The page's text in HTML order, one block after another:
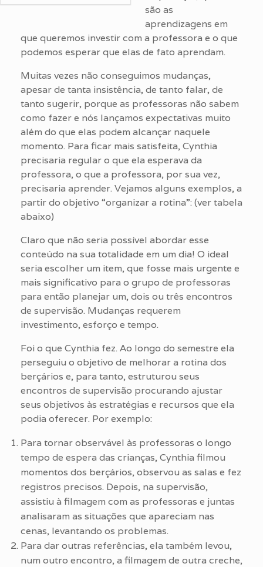
são as
aprendizagens em
que queremos investir com a professora e o que
podemos esperar que elas de fato aprendam.
Muitas vezes não conseguimos mudanças,
apesar de tanta insistência, de tanto falar, de
tanto sugerir, porque as professoras não sabem
como fazer e nós lançamos expectativas muito
além do que elas podem alcançar naquele
momento. Para ficar mais satisfeita, Cynthia
precisaria regular o que ela esperava da
professora, o que a professora, por sua vez,
precisaria aprender. Vejamos alguns exemplos, a
partir do objetivo “organizar a rotina”: (ver tabela
abaixo)
Claro que não seria possível abordar esse
conteúdo na sua totalidade em um dia! O ideal
seria escolher um item, que fosse mais urgente e
mais significativo para o grupo de professoras
para então planejar um, dois ou três encontros
de supervisão. Mudanças requerem
investimento, esforço e tempo.
Foi o que Cynthia fez. Ao longo do semestre ela
perseguiu o objetivo de melhorar a rotina dos
berçários e, para tanto, estruturou seus
encontros de supervisão procurando ajustar
seus objetivos às estratégias e recursos que ela
podia oferecer. Por exemplo:
Para tornar observável às professoras o longo
tempo de espera das crianças, Cynthia filmou
momentos dos berçários, observou as salas e fez
registros precisos. Depois, na supervisão,
assistiu à filmagem com as professoras e juntas
analisaram as situações que apareciam nas
cenas, levantando os problemas.
Para dar outras referências, ela também levou,
num outro encontro, a filmagem de outra creche,